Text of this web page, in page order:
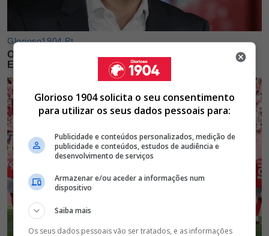
Glorioso 1904 solicita o seu consentimento
para utilizar os seus dados pessoais para:
Publicidade e conteúdos personalizados, medição de
publicidade e conteúdos, estudos de audiência e
desenvolvimento de serviços
Armazenar e/ou aceder a informações num
dispositivo
Saiba mais
Os seus dados pessoais vão ser tratados, e as informações